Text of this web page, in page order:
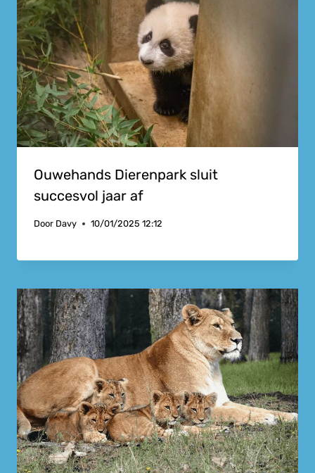
Ouwehands Dierenpark sluit
succesvol jaar af
Door Davy 10/01/2025 12:12